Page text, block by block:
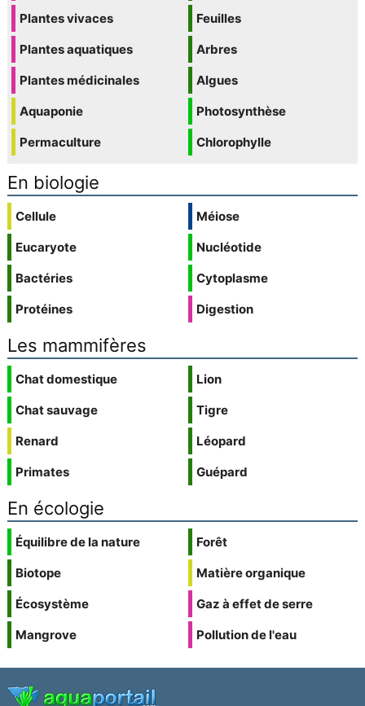
Plantes vivaces
Plantes aquatiques
Plantes médicinales
Aquaponie
Permaculture
Feuilles
Arbres
Algues
Photosynthèse
Chlorophylle
En biologie
Cellule
Eucaryote
Bactéries
Protéines
Méiose
Nucléotide
Cytoplasme
Digestion
Les mammifères
Chat domestique
Chat sauvage
Renard
Primates
Lion
Tigre
Léopard
Guépard
En écologie
Équilibre de la nature
Biotope
Écosystème
Mangrove
Forêt
Matière organique
Gaz à effet de serre
Pollution de l'eau